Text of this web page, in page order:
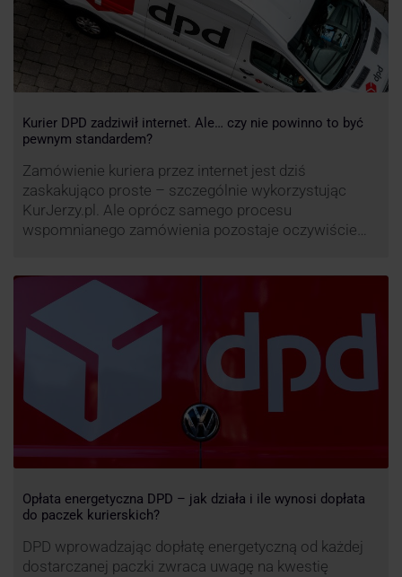
Kurier DPD zadziwił internet. Ale… czy nie powinno to być
pewnym standardem?
Zamówienie kuriera przez internet jest dziś
zaskakująco proste – szczególnie wykorzystując
KurJerzy.pl. Ale oprócz samego procesu
wspomnianego zamówienia pozostaje oczywiście
nadchodzi czas na wyjątkowo ciekawą historię tego,
co zrobił pewien kurier DPD.
Opłata energetyczna DPD – jak działa i ile wynosi dopłata
do paczek kurierskich?
DPD wprowadzając dopłatę energetyczną od każdej
dostarczanej paczki zwraca uwagę na kwestię